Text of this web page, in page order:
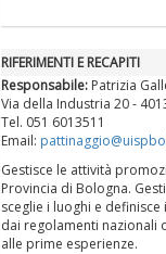
RIFERIMENTI E RECAPITI
Responsabile: Patrizia
Via della Industria 20 -
Tel. 051 6013511
Email:
Gestisce le attività
Provincia di Bologna.
sceglie i luoghi e
dai regolamenti nazionali
alle prime esperienze.